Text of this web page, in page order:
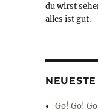
du wirst
alles ist gut.
Go! Go!